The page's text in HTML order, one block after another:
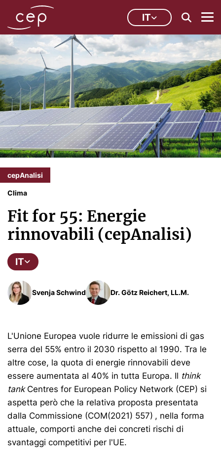
IT
cepAnalisi
Clima
Fit for 55: Energie
rinnovabili (cepAnalisi)
IT
Svenja Schwind Dr. Götz Reichert, LL.M.
L'Unione Europea vuole ridurre le emissioni di gas
serra del 55% entro il 2030 rispetto al 1990. Tra le
altre cose, la quota di energie rinnovabili deve
essere aumentata al 40% in tutta Europa. Il think
tankCentres for European Policy Network (CEP) si
aspetta però che la relativa proposta presentata
dalla Commissione (COM(2021) 557) , nella forma
attuale, comporti anche dei concreti rischi di
svantaggi competitivi per l'UE.